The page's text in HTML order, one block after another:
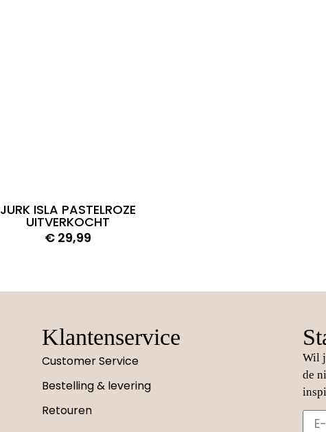
JURK ISLA PASTELROZE
UITVERKOCHT
€29,99
Klantenservice
Customer Service
Bestelling & levering
Retouren
Wil
de